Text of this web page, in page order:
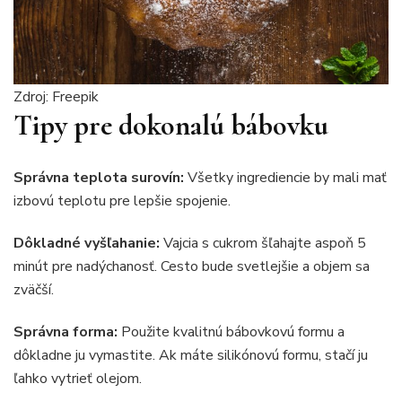
Zdroj: Freepik
Tipy pre dokonalú bábovku
Správna teplota surovín: Všetky ingrediencie by mali mať
izbovú teplotu pre lepšie spojenie.
Dôkladné vyšľahanie: Vajcia s cukrom šľahajte aspoň 5
minút pre nadýchanosť. Cesto bude svetlejšie a objem sa
zväčší.
Správna forma: Použite kvalitnú bábovkovú formu a
dôkladne ju vymastite. Ak máte silikónovú formu, stačí ju
ľahko vytrieť olejom.